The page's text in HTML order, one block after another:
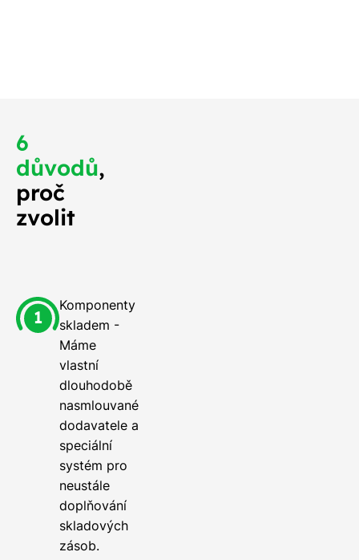
6
důvodů,
proč
zvolit
Komponenty
skladem -
Máme
vlastní
dlouhodobě
nasmlouvané
dodavatele a
speciální
systém pro
neustále
doplňování
skladových
zásob.